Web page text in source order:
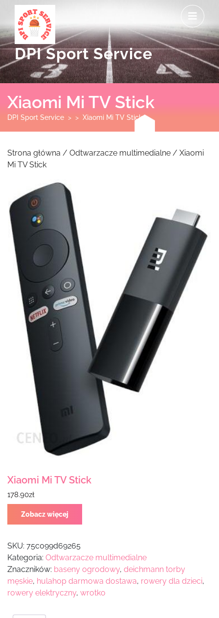
content
DPI Sport Service
Xiaomi Mi TV Stick
DPI Sport Service > > Xiaomi Mi TV Stick
Strona główna / Odtwarzacze multimedialne / Xiaomi
Mi TV Stick
Xiaomi Mi TV Stick
178.90zł
Zobacz więcej
SKU: 75c099d69265
Kategoria: Odtwarzacze multimedialne
Znaczników: baseny ogrodowy, deichmann torby
męskie, hulahop darmowa dostawa, rowery dla dzieci,
rowery elektryczny, wrotko